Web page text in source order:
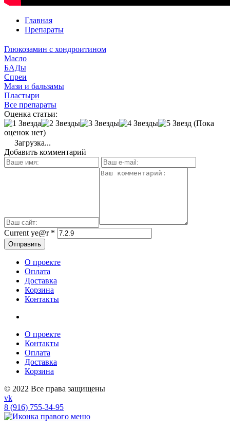
Главная
Препараты
Глюкозамин с хондроитином
Масло
БАДы
Спреи
Мази и бальзамы
Пластыри
Все препараты
Оценка статьи:
(Пока
оценок нет)
Загрузка...
Добавить комментарий
Current ye@r *
О проекте
Оплата
Доставка
Корзина
Контакты
О проекте
Контакты
Оплата
Доставка
Корзина
© 2022 Все права защищены
vk
8 (916) 755-34-95